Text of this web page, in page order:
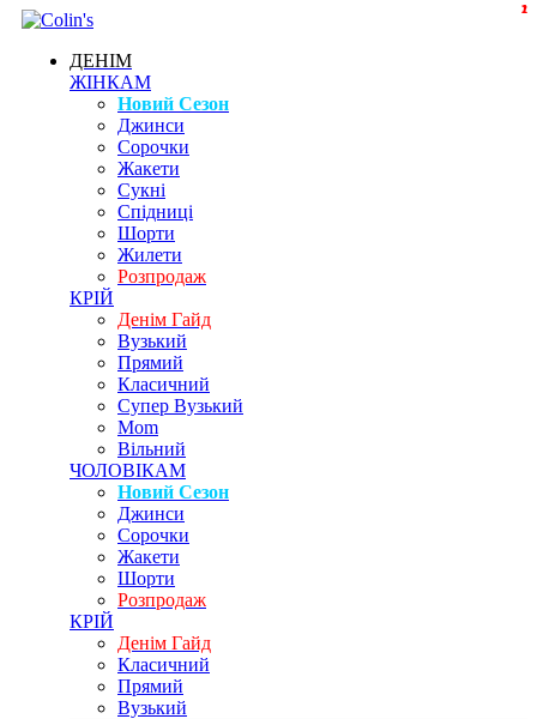
ДЕНІМ
ЖІНКАМ
Новий Сезон
Джинси
Сорочки
Жакети
Сукні
Спідниці
Шорти
Жилети
Розпродаж
КРІЙ
Денім Гайд
Вузький
Прямий
Класичний
Супер Вузький
Mom
Вільний
ЧОЛОВІКАМ
Новий Сезон
Джинси
Сорочки
Жакети
Шорти
Розпродаж
КРІЙ
Денім Гайд
Класичний
Прямий
Вузький
1
1
2